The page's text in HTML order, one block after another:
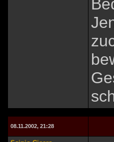
08.11.2002, 21:28